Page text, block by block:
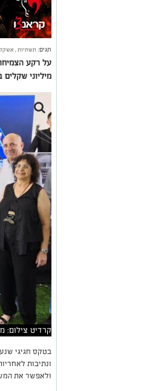
תגים: תשתיות,
על רקע
מיליוני
קרדיט צילום:
בטקס חגיגי
ונתיבות
ולאפשר את